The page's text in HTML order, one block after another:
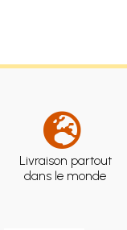
Livraison partout
dans le monde